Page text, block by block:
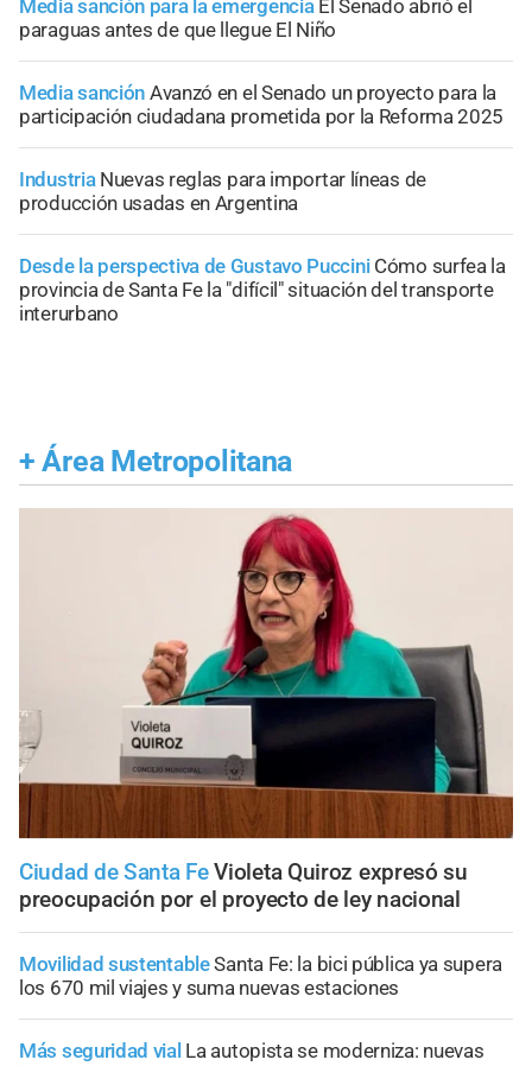
Media sanción para la emergencia El Senado abrió el
paraguas antes de que llegue El Niño
Media sanción Avanzó en el Senado un proyecto para la
participación ciudadana prometida por la Reforma 2025
Industria Nuevas reglas para importar líneas de
producción usadas en Argentina
Desde la perspectiva de Gustavo Puccini Cómo surfea la
provincia de Santa Fe la "difícil" situación del transporte
interurbano
+ Área Metropolitana
Ciudad de Santa Fe Violeta Quiroz expresó su
preocupación por el proyecto de ley nacional
Movilidad sustentableSanta Fe: la bici pública ya supera
los 670 mil viajes y suma nuevas estaciones
Más seguridad vial La autopista se moderniza: nuevas